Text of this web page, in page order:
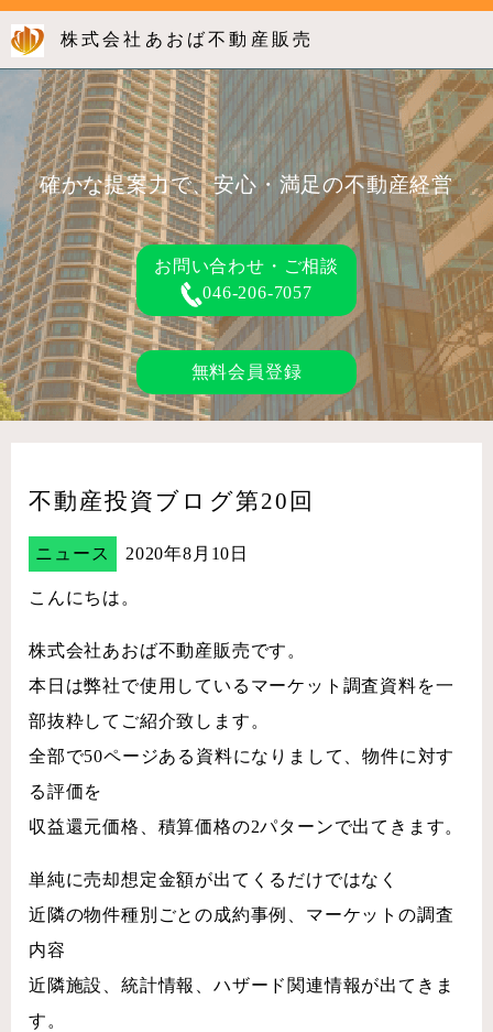
株式会社あおば不動産販売
確かな提案力で、安心・満足の不動産経営
お問い合わせ・ご相談
046-206-7057
無料会員登録
不動産投資ブログ第20回
ニュース 2020年8月10日
こんにちは。
株式会社あおば不動産販売です。
本日は弊社で使用しているマーケット調査資料を一
部抜粋してご紹介致します。
全部で50ページある資料になりまして、物件に対す
る評価を
収益還元価格、積算価格の2パターンで出てきます。
単純に売却想定金額が出てくるだけではなく
近隣の物件種別ごとの成約事例、マーケットの調査
内容
近隣施設、統計情報、ハザード関連情報が出てきま
す。